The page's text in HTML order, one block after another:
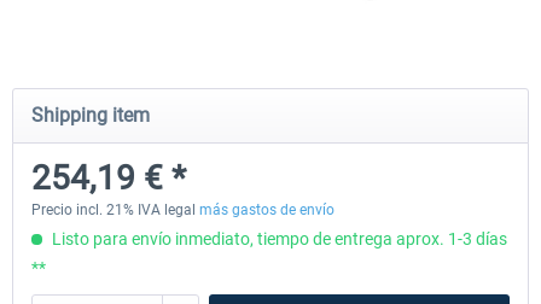
Shipping item
254,19 € *
Precio incl. 21% IVA legal más gastos de envío
Listo para envío inmediato, tiempo de entrega aprox. 1-3 días
**